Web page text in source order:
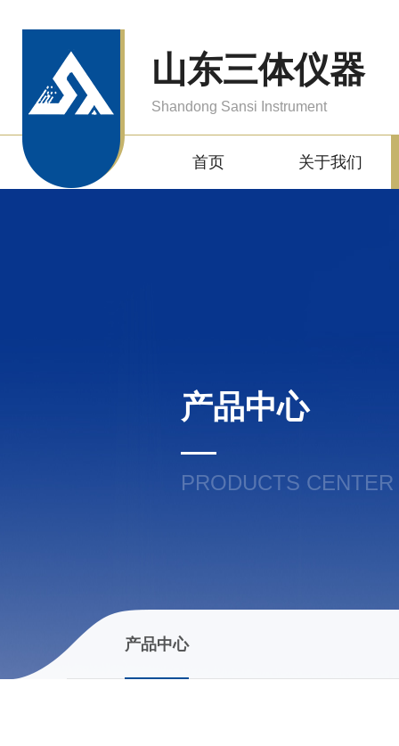
山东三体仪器
Shandong Sansi Instrument
首页 关于我们
产品中心
PRODUCTS CENTER
产品中心